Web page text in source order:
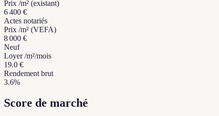
Prix /m² (existant)
6 400 €
Actes notariés
Prix /m² (VEFA)
8 000 €
Neuf
Loyer /m²/mois
19.0 €
Rendement brut
3.6%
Score de marché